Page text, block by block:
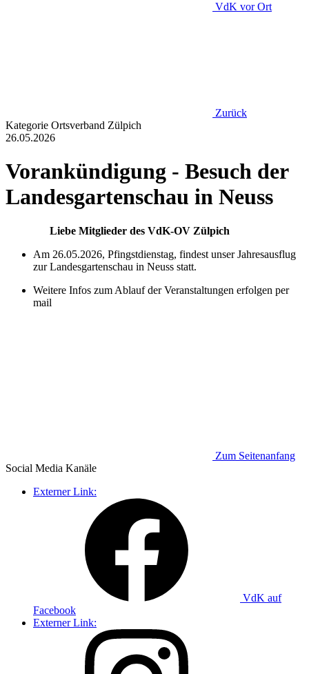
VdK vor Ort
Zurück
Kategorie Ortsverband Zülpich
26.05.2026
Vorankündigung - Besuch der
Landesgartenschau in Neuss
Liebe Mitglieder des VdK-OV Zülpich
Am 26.05.2026, Pfingstdienstag, findest unser Jahresausflug
zur Landesgartenschau in Neuss statt.
Weitere Infos zum Ablauf der Veranstaltungen erfolgen per
mail
Zum Seitenanfang
Social Media Kanäle
Externer Link:
VdK auf
Facebook
Externer Link: